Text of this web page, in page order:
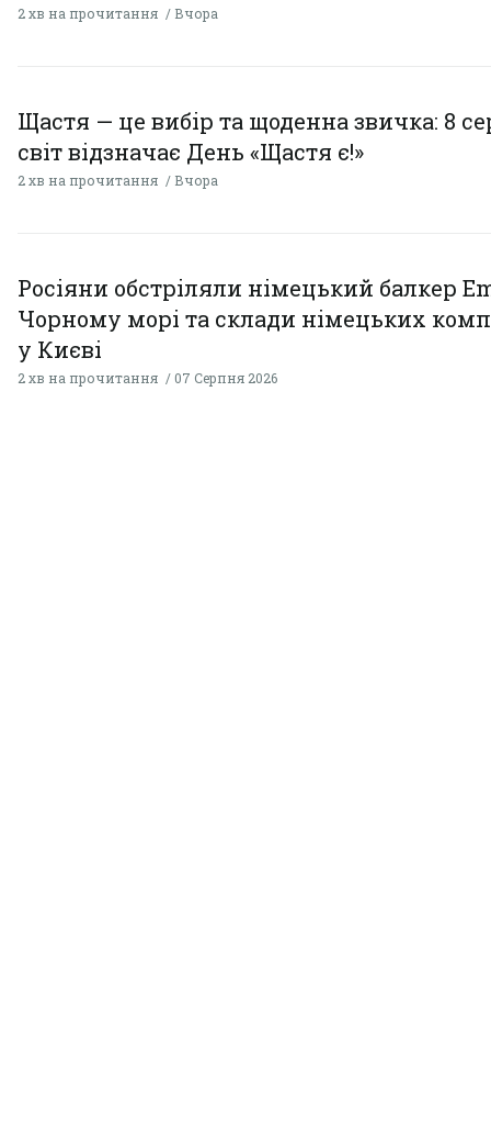
2 хв на прочитання Вчора
Щастя — це вибір та щоденна звичка: 8
світ відзначає День «Щастя є!»
2 хв на прочитання Вчора
Росіяни обстріляли німецький балкер
Чорному морі та склади німецьких
у Києві
2 хв на прочитання 07 Серпня 2026